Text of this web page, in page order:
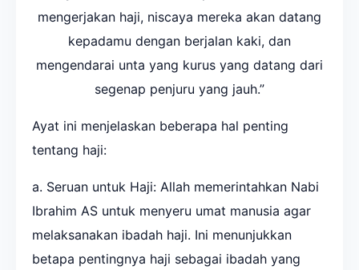
mengerjakan haji, niscaya mereka akan datang
kepadamu dengan berjalan kaki, dan
mengendarai unta yang kurus yang datang dari
segenap penjuru yang jauh.”
Ayat ini menjelaskan beberapa hal penting
tentang haji:
a. Seruan untuk Haji: Allah memerintahkan Nabi
Ibrahim AS untuk menyeru umat manusia agar
melaksanakan ibadah haji. Ini menunjukkan
betapa pentingnya haji sebagai ibadah yang